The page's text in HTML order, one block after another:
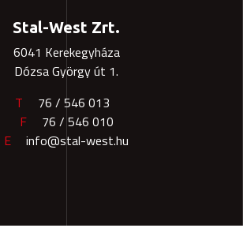
Stal-West Zrt.
6041 Kerekegyháza
Dózsa György út 1.
T
76 / 546 013
F
76 / 546 010
E
info@stal-west.hu